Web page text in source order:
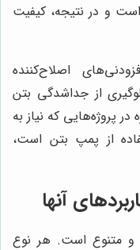
و در نتیجه، کیفیت
اصلاح‌کننده
از جداشدگی بتن
پروژه‌هایی که نیاز به
از پمپ بتن است،
آنها
و متنوع است. هر نوع